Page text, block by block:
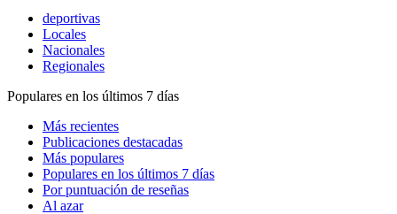
deportivas
Locales
Nacionales
Regionales
Populares en los últimos 7 días
Más recientes
Publicaciones destacadas
Más populares
Populares en los últimos 7 días
Por puntuación de reseñas
Al azar